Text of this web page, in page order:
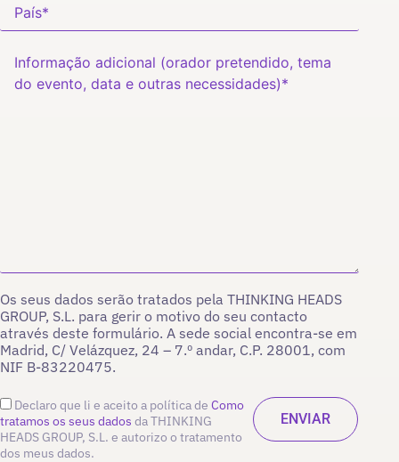
Os seus dados serão tratados pela THINKING HEADS
GROUP, S.L. para gerir o motivo do seu contacto
através deste formulário. A sede social encontra-se em
Madrid, C/ Velázquez, 24 – 7.º andar, C.P. 28001, com
NIF B-83220475.
Declaro que li e aceito a política de Como
tratamos os seus dados da THINKING
HEADS GROUP, S.L. e autorizo o tratamento
dos meus dados.